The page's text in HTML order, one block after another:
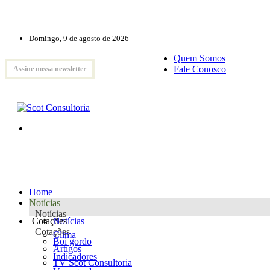
Domingo, 9 de agosto de 2026
Assine nossa newsletter
Quem Somos
Fale Conosco
Home
Notícias
Notícias
Notícias
Clima
Artigos
TV Scot Consultoria
Cotações
Cotações
Boi gordo
Indicadores